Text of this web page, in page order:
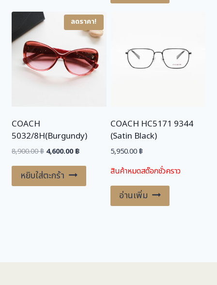
ลดราคา!
COACH
5032/8H(Burgundy)
8,900.00฿ Original
was:
8,900.00 ฿.
4,600.00฿
4,600.00 ฿.
หยิบใส่ตะกร้า
COACH HC5171 9344
(Satin Black)
5,950.00฿
สินค้าหมดสต๊อกชั่วคราว
อ่านเพิ่ม